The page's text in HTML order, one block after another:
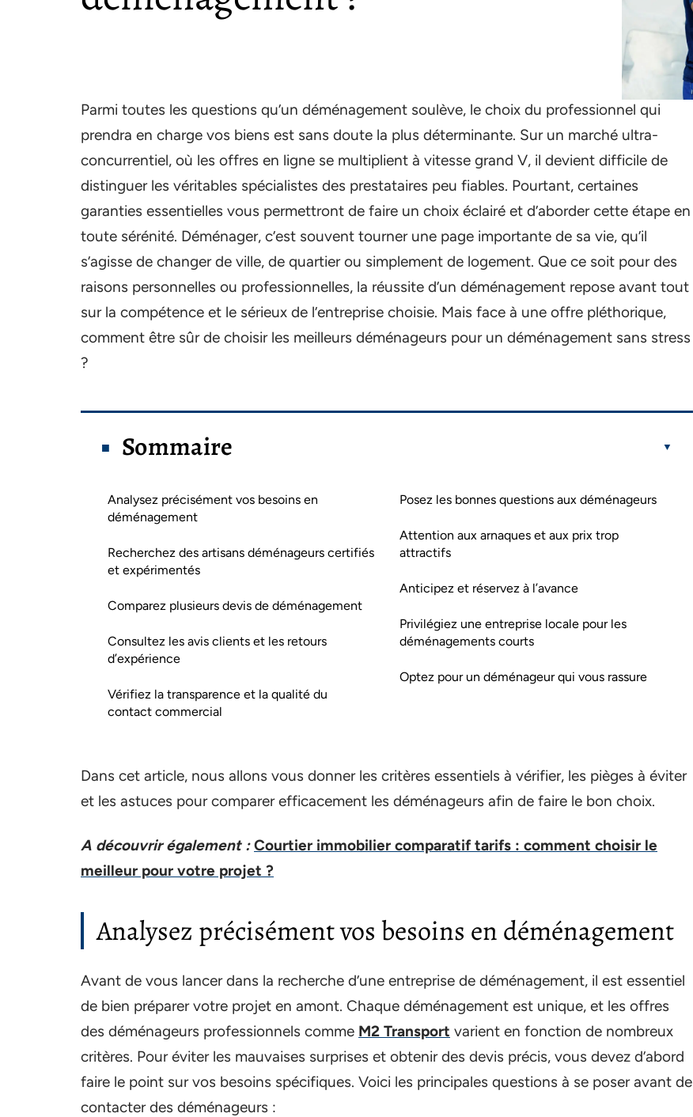
Parmi toutes les questions qu’un déménagement soulève, le choix du professionnel qui
prendra en charge vos biens est sans doute la plus déterminante. Sur un marché ultra-
concurrentiel, où les offres en ligne se multiplient à vitesse grand V, il devient difficile de
distinguer les véritables spécialistes des prestataires peu fiables. Pourtant, certaines
garanties essentielles vous permettront de faire un choix éclairé et d’aborder cette étape en
toute sérénité. Déménager, c’est souvent tourner une page importante de sa vie, qu’il
s’agisse de changer de ville, de quartier ou simplement de logement. Que ce soit pour des
raisons personnelles ou professionnelles, la réussite d’un déménagement repose avant tout
sur la compétence et le sérieux de l’entreprise choisie. Mais face à une offre pléthorique,
comment être sûr de choisir les meilleurs déménageurs pour un déménagement sans stress
?
Sommaire
Analysez précisément vos besoins en
déménagement
Recherchez des artisans déménageurs certifiés
et expérimentés
Comparez plusieurs devis de déménagement
Consultez les avis clients et les retours
d’expérience
Vérifiez la transparence et la qualité du
contact commercial
Posez les bonnes questions aux déménageurs
Attention aux arnaques et aux prix trop
attractifs
Anticipez et réservez à l’avance
Privilégiez une entreprise locale pour les
déménagements courts
Optez pour un déménageur qui vous rassure
Dans cet article, nous allons vous donner les critères essentiels à vérifier, les pièges à éviter
et les astuces pour comparer efficacement les déménageurs afin de faire le bon choix.
A découvrir également : Courtier immobilier comparatif tarifs : comment choisir le
meilleur pour votre projet ?
Analysez précisément vos besoins en déménagement
Avant de vous lancer dans la recherche d’une entreprise de déménagement, il est essentiel
de bien préparer votre projet en amont. Chaque déménagement est unique, et les offres
des déménageurs professionnels comme M2 Transport varient en fonction de nombreux
critères. Pour éviter les mauvaises surprises et obtenir des devis précis, vous devez d’abord
faire le point sur vos besoins spécifiques. Voici les principales questions à se poser avant de
contacter des déménageurs :